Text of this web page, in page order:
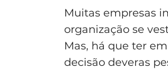
Muitas empresas
organização se
Mas, há que ter
decisão deveras